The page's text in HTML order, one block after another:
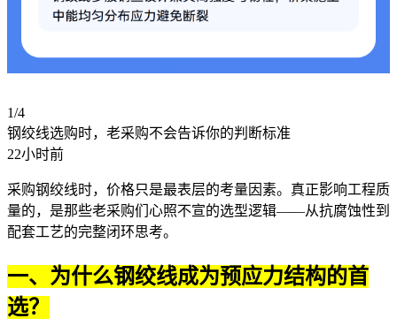
1/4
钢绞线选购时，老采购不会告诉你的判断标准
22小时前
采购钢绞线时，价格只是最表层的考量因素。真正影响工程质
量的，是那些老采购们心照不宣的选型逻辑——从抗腐蚀性到
配套工艺的完整闭环思考。
一、为什么钢绞线成为预应力结构的首
选？